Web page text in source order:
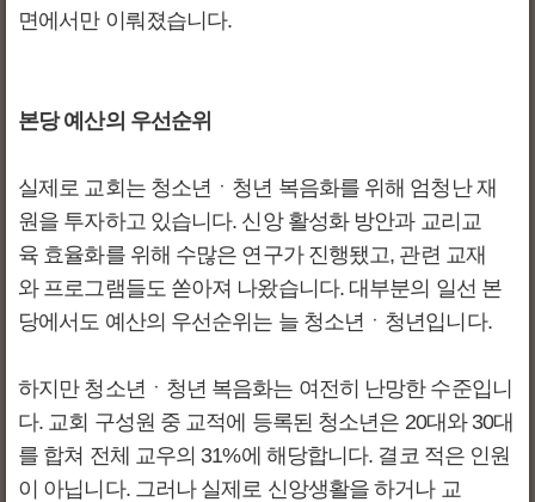
면에서만 이뤄졌습니다.
본당 예산의 우선순위
실제로 교회는 청소년ㆍ청년 복음화를 위해 엄청난 재
원을 투자하고 있습니다. 신앙 활성화 방안과 교리교
육 효율화를 위해 수많은 연구가 진행됐고, 관련 교재
와 프로그램들도 쏟아져 나왔습니다. 대부분의 일선 본
당에서도 예산의 우선순위는 늘 청소년ㆍ청년입니다.
하지만 청소년ㆍ청년 복음화는 여전히 난망한 수준입니
다. 교회 구성원 중 교적에 등록된 청소년은 20대와 30대
를 합쳐 전체 교우의 31%에 해당합니다. 결코 적은 인원
이 아닙니다. 그러나 실제로 신앙생활을 하거나 교